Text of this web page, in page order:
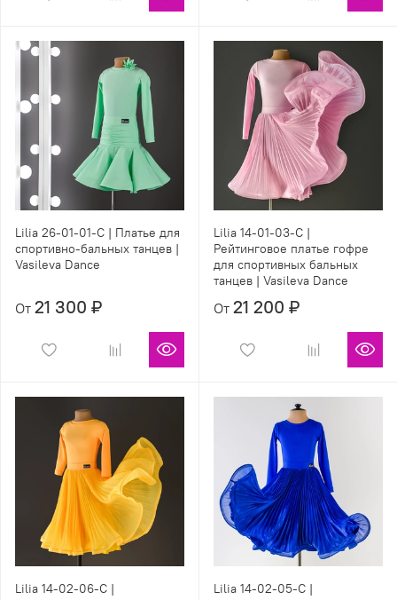
Lilia 26-01-01-C | Платье для
спортивно-бальных танцев |
Vasileva Dance
От 21 300 ₽
Lilia 14-01-03-С |
Рейтинговое платье гофре
для спортивных бальных
танцев | Vasileva Dance
От 21 200 ₽
Lilia 14-02-06-C |
Lilia 14-02-05-C |